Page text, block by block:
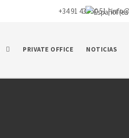
+34 91 435 50 51 |
PRIVATE OFFICE NOTICIAS